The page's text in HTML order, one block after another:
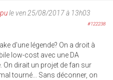
le ven 25/08/2017 à 13h03
#122238
d'une légende? On a droit à
low-cost avec une DA
On dirait un projet de fan sur
tourné... Sans déconner, on